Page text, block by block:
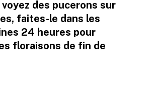
voyez des pucerons sur
faites-le dans les
24 heures pour
floraisons de fin de